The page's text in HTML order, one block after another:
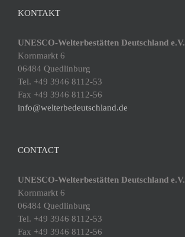
KONTAKT
UNESCO-Welterbestätten Deutschland e.V.
Kornmarkt 6
06484 Quedlinburg
Tel. +49 3946 8112-53
Fax +49 3946 8112-56
info@welterbedeutschland.de
CONTACT
UNESCO-Welterbestätten Deutschland e.V.
Kornmarkt 6
06484 Quedlinburg
Tel. +49 3946 8112-53
Fax +49 3946 8112-56